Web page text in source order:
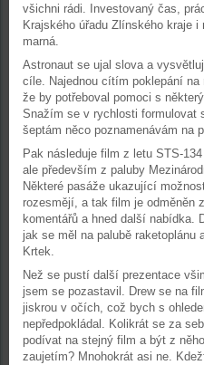
všichni rádi. Investovaný čas,
Krajského úřadu Zlínského kraje
marná.
Astronaut se ujal slova a
cíle. Najednou cítím poklepání
že by potřeboval pomoci s
Snažím se v rychlosti formulovat
šeptám něco poznamenávám na
Pak následuje film z letu STS-
ale především z paluby
Některé pasáže ukazující
rozesmějí, a tak film je odměněn
komentářů a hned další nabídka.
jak se měl na palubě raketoplánu
Krtek.
Než se pustí další prezentace
jsem se pozastavil. Drew se na
jiskrou v očích, což bych s
nepředpokládal. Kolikrát se za
podívat na stejný film a být z
zaujetím? Mnohokrát asi ne.